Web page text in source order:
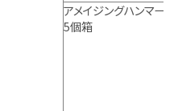
アメイジングハンマー10
5個箱